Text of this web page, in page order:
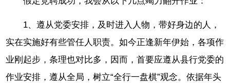
1、遵从党委安排，及时进入人物，带好身边的人，
实在实施好有些管任人职责。如今正逢新年伊始，各项作
业刚起步，条理也对比多，因而，首要应遵从县行党委的
作业安排，遵从全局，树立“全行一盘棋”观念。依据年头